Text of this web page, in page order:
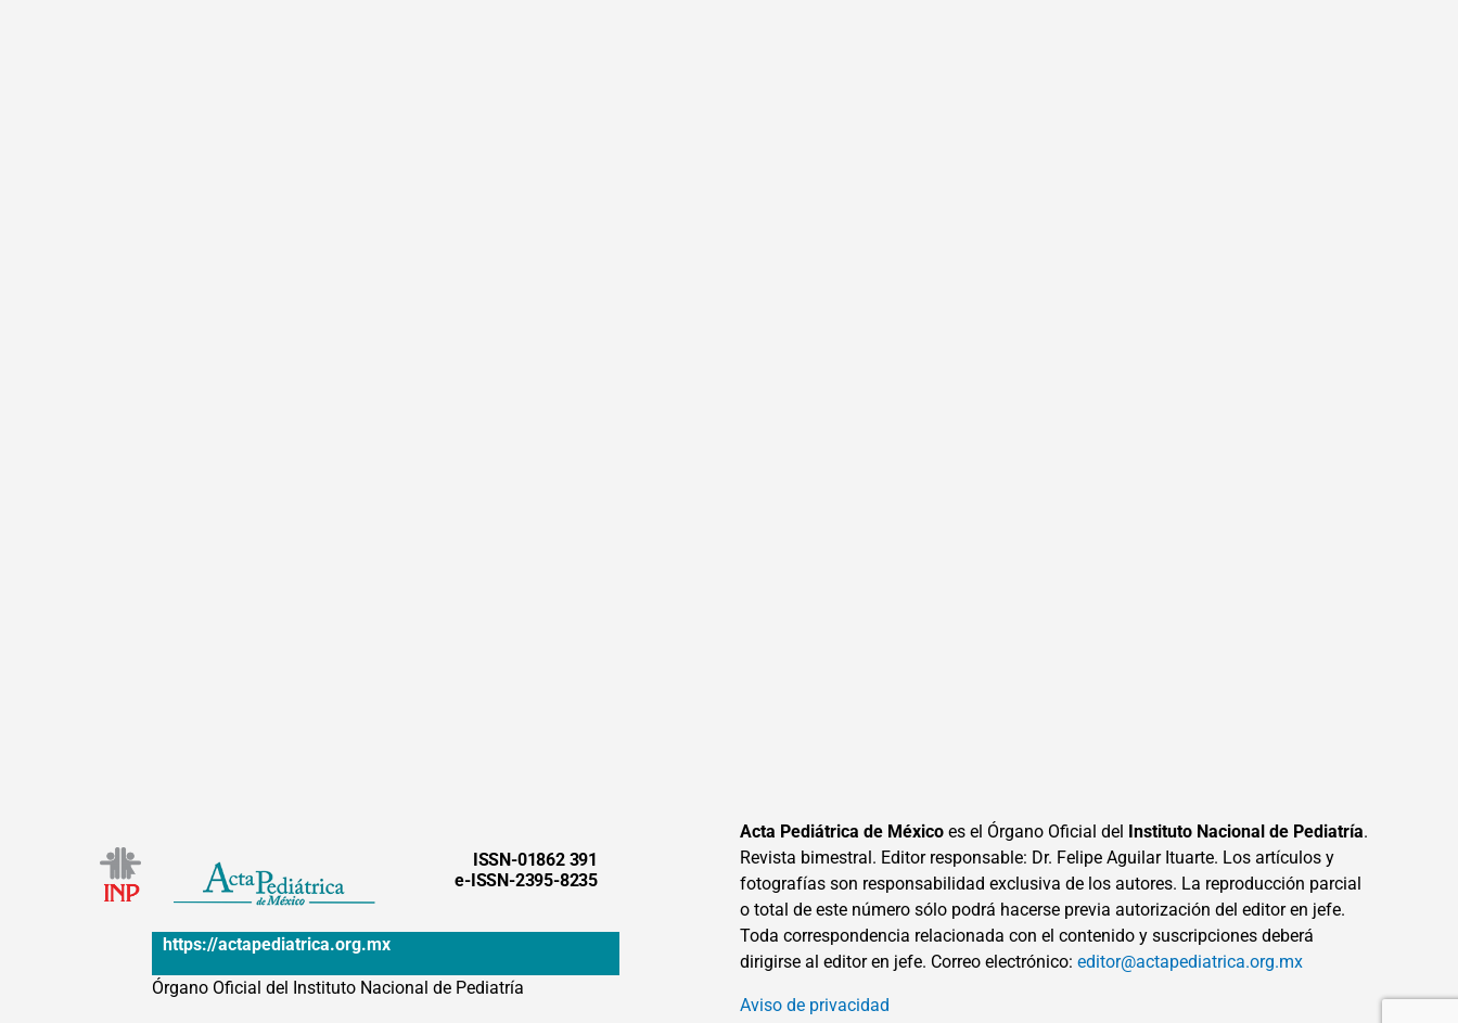
ISSN-01862 391
e-ISSN-2395-8235
https://actapediatrica.org.mx
Órgano Oficial del Instituto Nacional de Pediatría
Acta Pediátrica de México es el Órgano Oficial del Instituto Nacional de Pediatría.
Revista bimestral. Editor responsable: Dr. Felipe Aguilar Ituarte. Los artículos y
fotografías son responsabilidad exclusiva de los autores. La reproducción parcial
o total de este número sólo podrá hacerse previa autorización del editor en jefe.
Toda correspondencia relacionada con el contenido y suscripciones deberá
dirigirse al editor en jefe. Correo electrónico: editor@actapediatrica.org.mx
Aviso de privacidad